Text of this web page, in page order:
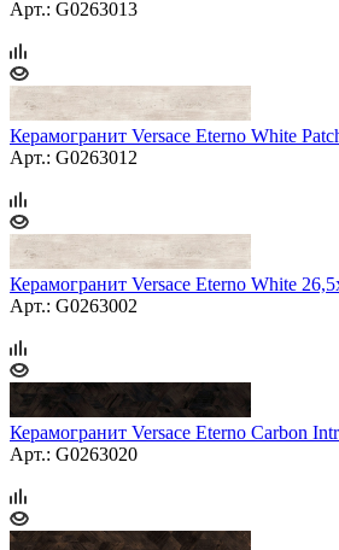
Арт.: G0263013
Керамогранит Versace Eterno White
Арт.: G0263012
Керамогранит Versace Eterno White
Арт.: G0263002
Керамогранит Versace Eterno Carbon
Арт.: G0263020